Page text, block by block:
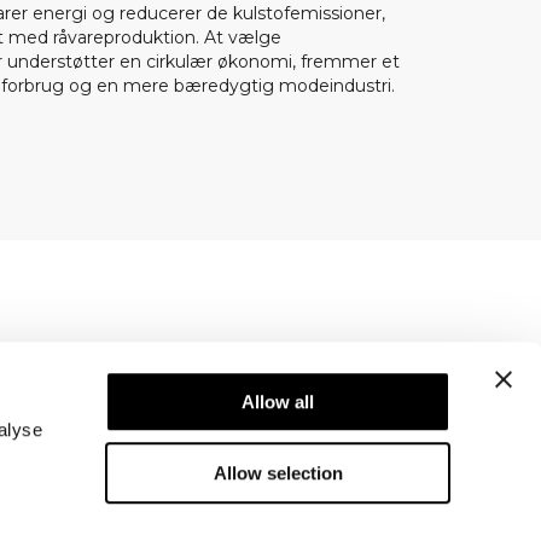
Allow all
Allow selection
energi og reducerer de kulstofemissioner,
med råvareproduktion. At vælge
understøtter en cirkulær økonomi, fremmer et
og en mere bæredygtig modeindustri.
Newsletter
Abonner på vores nyhedsbrev! Få eksklusive
tilbud, vores seneste nyheder og meget mere.